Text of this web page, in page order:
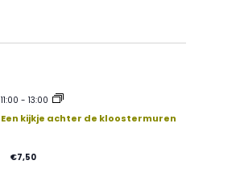
11:00 -13:00
Een kijkje achter de kloostermuren
€7,50